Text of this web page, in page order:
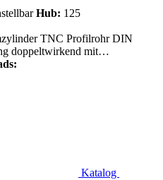
Hub: 125
TNC Profilrohr DIN
doppeltwirkend mit…
Katalog